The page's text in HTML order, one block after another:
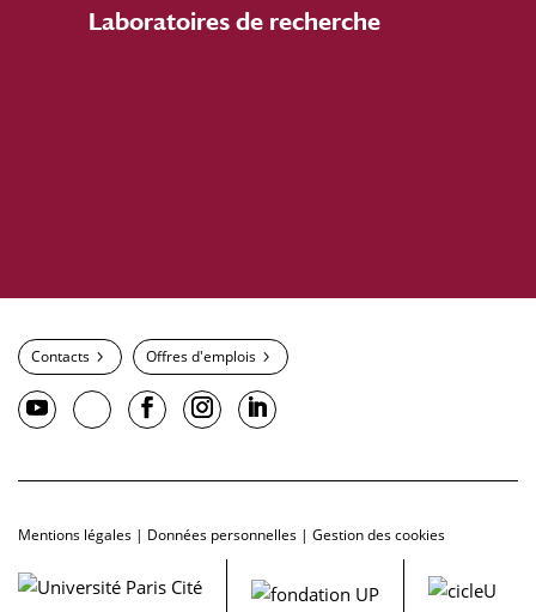
Laboratoires de recherche
Contacts Offres d'emplois
Mentions légales | Données personnelles | Gestion des cookies